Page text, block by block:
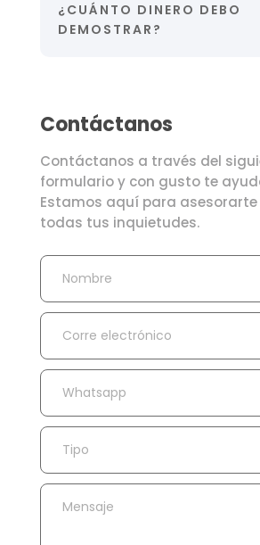
¿CUÁNTO DINERO DEBO
DEMOSTRAR?
Contáctanos
Contáctanos a través del
formulario y con gusto te
Estamos aquí para asesorarte
todas tus inquietudes.